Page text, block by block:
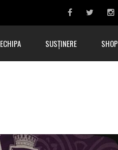
ECHIPA SUSȚINERE SHOP